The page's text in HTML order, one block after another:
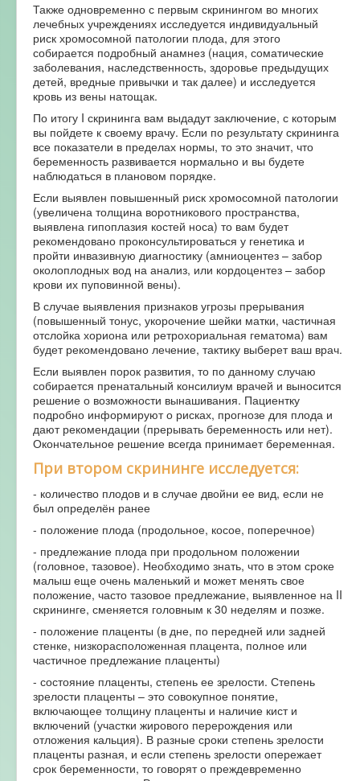
Также одновременно с первым скринингом во многих
лечебных учреждениях исследуется индивидуальный
риск хромосомной патологии плода, для этого
собирается подробный анамнез (нация, соматические
заболевания, наследственность, здоровье предыдущих
детей, вредные привычки и так далее) и исследуется
кровь из вены натощак.
По итогу I скрининга вам выдадут заключение, с которым
вы пойдете к своему врачу. Если по результату скрининга
все показатели в пределах нормы, то это значит, что
беременность развивается нормально и вы будете
наблюдаться в плановом порядке.
Если выявлен повышенный риск хромосомной патологии
(увеличена толщина воротникового пространства,
выявлена гипоплазия костей носа) то вам будет
рекомендовано проконсультироваться у генетика и
пройти инвазивную диагностику (амниоцентез – забор
околоплодных вод на анализ, или кордоцентез – забор
крови их пуповинной вены).
В случае выявления признаков угрозы прерывания
(повышенный тонус, укорочение шейки матки, частичная
отслойка хориона или ретрохориальная гематома) вам
будет рекомендовано лечение, тактику выберет ваш врач.
Если выявлен порок развития, то по данному случаю
собирается пренатальный консилиум врачей и выносится
решение о возможности вынашивания. Пациентку
подробно информируют о рисках, прогнозе для плода и
дают рекомендации (прерывать беременность или нет).
Окончательное решение всегда принимает беременная.
При втором скрининге исследуется:
- количество плодов и в случае двойни ее вид, если не
был определён ранее
- положение плода (продольное, косое, поперечное)
- предлежание плода при продольном положении
(головное, тазовое). Необходимо знать, что в этом сроке
малыш еще очень маленький и может менять свое
положение, часто тазовое предлежание, выявленное на II
скрининге, сменяется головным к 30 неделям и позже.
- положение плаценты (в дне, по передней или задней
стенке, низкорасположенная плацента, полное или
частичное предлежание плаценты)
- состояние плаценты, степень ее зрелости. Степень
зрелости плаценты – это совокупное понятие,
включающее толщину плаценты и наличие кист и
включений (участки жирового перерождения или
отложения кальция). В разные сроки степень зрелости
плаценты разная, и если степень зрелости опережает
срок беременности, то говорят о преждевременно